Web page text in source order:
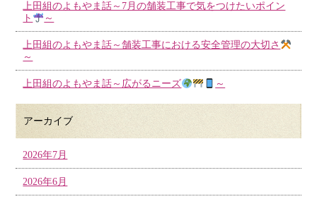
上田組のよもやま話～7月の舗装工事で気をつけたいポイン
ト
～
上田組のよもやま話～舗装工事における安全管理の大切さ
～
上田組のよもやま話～広がるニーズ ～
アーカイブ
2026年7月
2026年6月